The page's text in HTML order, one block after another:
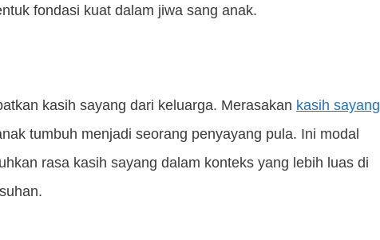
fondasi kuat dalam jiwa sang anak.
kasih sayang dari keluarga. Merasakan kasih sayang
tumbuh menjadi seorang penyayang pula. Ini modal
rasa kasih sayang dalam konteks yang lebih luas di